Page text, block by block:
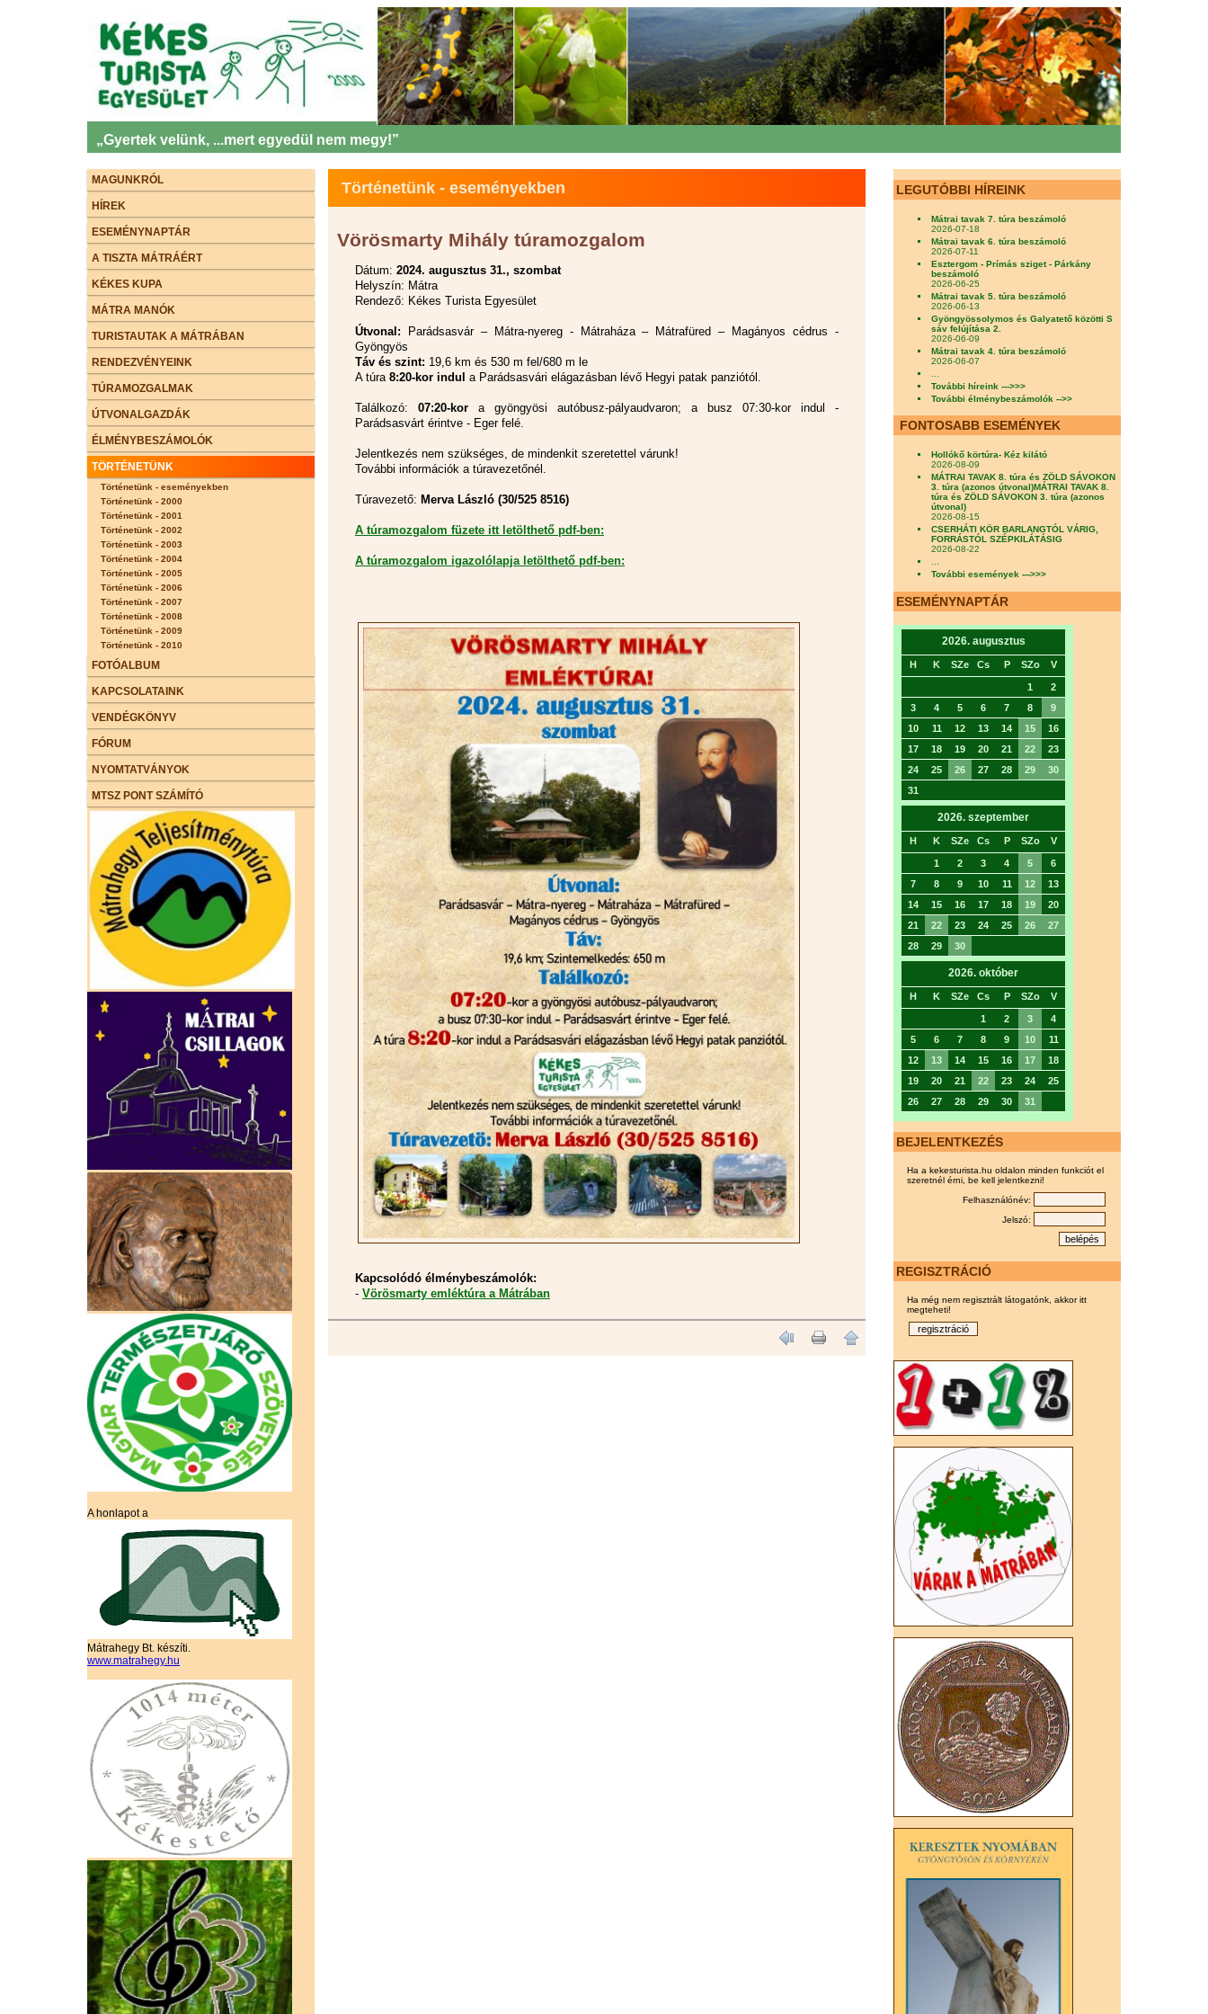
„Gyertek velünk, ...mert egyedül nem megy!”
MAGUNKRÓL
HÍREK
ESEMÉNYNAPTÁR
A TISZTA MÁTRÁÉRT
KÉKES KUPA
MÁTRA MANÓK
TURISTAUTAK A MÁTRÁBAN
RENDEZVÉNYEINK
TÚRAMOZGALMAK
ÚTVONALGAZDÁK
ÉLMÉNYBESZÁMOLÓK
TÖRTÉNETÜNK
Történetünk - eseményekben
Történetünk - 2000
Történetünk - 2001
Történetünk - 2002
Történetünk - 2003
Történetünk - 2004
Történetünk - 2005
Történetünk - 2006
Történetünk - 2007
Történetünk - 2008
Történetünk - 2009
Történetünk - 2010
FOTÓALBUM
KAPCSOLATAINK
VENDÉGKÖNYV
FÓRUM
NYOMTATVÁNYOK
MTSZ PONT SZÁMÍTÓ
A honlapot a
Mátrahegy Bt. készíti.
www.matrahegy.hu
Történetünk - eseményekben
Vörösmarty Mihály túramozgalom
Dátum: 2024. augusztus 31., szombat
Helyszín: Mátra
Rendező: Kékes Turista Egyesület
Útvonal: Parádsasvár – Mátra-nyereg - Mátraháza – Mátrafüred – Magányos cédrus -
Gyöngyös
Táv és szint: 19,6 km és 530 m fel/680 m le
A túra 8:20-kor indul a Parádsasvári elágazásban lévő Hegyi patak panziótól.
Találkozó: 07:20-kor a gyöngyösi autóbusz-pályaudvaron; a busz 07:30-kor indul -
Parádsasvárt érintve - Eger felé.
Jelentkezés nem szükséges, de mindenkit szeretettel várunk!
További információk a túravezetőnél.
Túravezető: Merva László (30/525 8516)
A túramozgalom füzete itt letölthető pdf-ben:
A túramozgalom igazolólapja letölthető pdf-ben:
Kapcsolódó élménybeszámolók:
- Vörösmarty emléktúra a Mátrában
LEGUTÓBBI HÍREINK
Mátrai tavak 7. túra beszámoló
2026-07-18
Mátrai tavak 6. túra beszámoló
2026-07-11
Esztergom - Prímás sziget - Párkány
beszámoló
2026-06-25
Mátrai tavak 5. túra beszámoló
2026-06-13
Gyöngyössolymos és Galyatető közötti S
sáv felújítása 2.
2026-06-09
Mátrai tavak 4. túra beszámoló
2026-06-07
További híreink --->>>
További élménybeszámolók -->>
FONTOSABB ESEMÉNYEK
Hollókő körtúra- Kéz kilátó
2026-08-09
MÁTRAI TAVAK 8. túra és ZÖLD SÁVOKON
3. túra (azonos útvonal)MÁTRAI TAVAK 8.
túra és ZÖLD SÁVOKON 3. túra (azonos
útvonal)
2026-08-15
CSERHÁTI KÖR BARLANGTÓL VÁRIG,
FORRÁSTÓL SZÉPKILÁTÁSIG
2026-08-22
...
További események --->>>
ESEMÉNYNAPTÁR
2026. augusztus
H K SZe Cs P SZo V
1
2
3
4 5 6 7 8
9
10
11 12 13 14 15
16
17
18 19 20 21 22
23
24
25 26 27 28 29
30
31
2026. szeptember
H K SZe Cs P SZo V
1 2 3 4 5
6
7
8 9 10 11 12
13
14
15 16 17 18 19
20
21
22 23 24 25 26
27
28
29 30
2026. október
H K SZe Cs P SZo V
1 2 3
4
5
6 7 8 9 10
11
12
13 14 15 16 17
18
19
20 21 22 23 24
25
26
27 28 29 30 31
BEJELENTKEZÉS
Ha a kekesturista.hu oldalon minden funkciót el
szeretnél érni, be kell jelentkezni!
Felhasználónév:
Jelszó:
REGISZTRÁCIÓ
Ha még nem regisztrált látogatónk, akkor itt
megteheti!